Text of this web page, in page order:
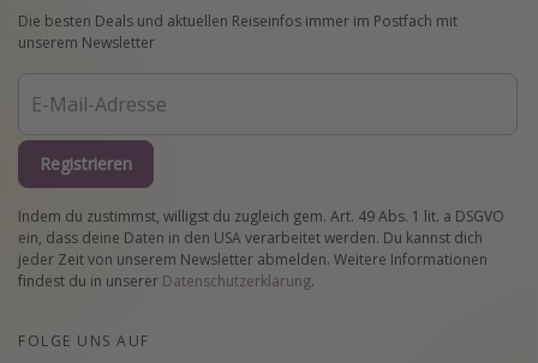
Die besten Deals und aktuellen Reiseinfos immer im Postfach mit
unserem Newsletter
Registrieren
Indem du zustimmst, willigst du zugleich gem. Art. 49 Abs. 1 lit. a DSGVO
ein, dass deine Daten in den USA verarbeitet werden. Du kannst dich
jeder Zeit von unserem Newsletter abmelden. Weitere Informationen
findest du in unserer Datenschutzerklärung.
FOLGE UNS AUF